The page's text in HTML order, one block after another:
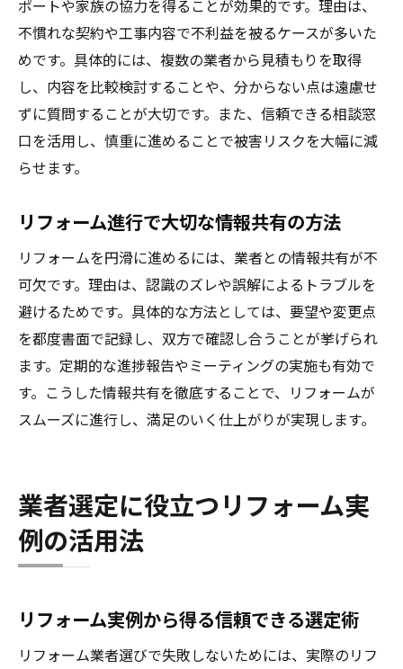
ポートや家族の協力を得ることが効果的です。理由は、
不慣れな契約や工事内容で不利益を被るケースが多いた
めです。具体的には、複数の業者から見積もりを取得
し、内容を比較検討することや、分からない点は遠慮せ
ずに質問することが大切です。また、信頼できる相談窓
口を活用し、慎重に進めることで被害リスクを大幅に減
らせます。
リフォーム進行で大切な情報共有の方法
リフォームを円滑に進めるには、業者との情報共有が不
可欠です。理由は、認識のズレや誤解によるトラブルを
避けるためです。具体的な方法としては、要望や変更点
を都度書面で記録し、双方で確認し合うことが挙げられ
ます。定期的な進捗報告やミーティングの実施も有効で
す。こうした情報共有を徹底することで、リフォームが
スムーズに進行し、満足のいく仕上がりが実現します。
業者選定に役立つリフォーム実
例の活用法
リフォーム実例から得る信頼できる選定術
リフォーム業者選びで失敗しないためには、実際のリフ